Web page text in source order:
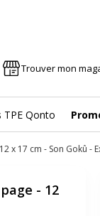
Trouver mon
TPE Qonto
x 17 cm - Son Gokû -
- 12